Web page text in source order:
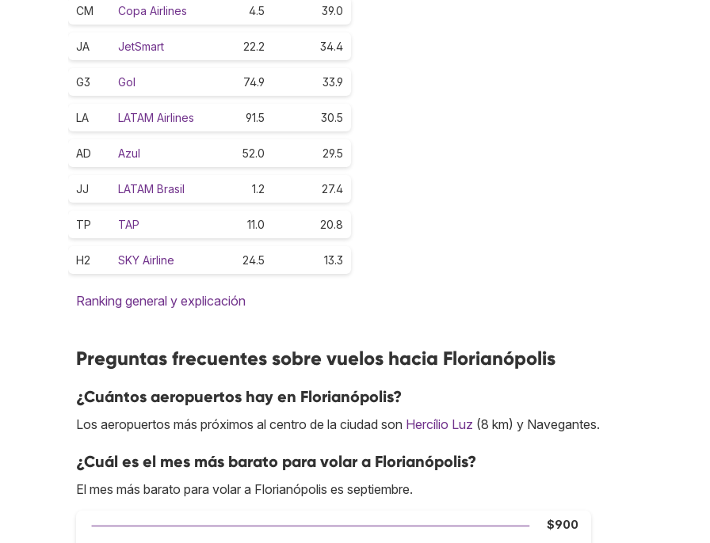
CM Copa Airlines 4.5 39.0
JA JetSmart 22.2 34.4
G3 Gol 74.9 33.9
LA LATAM Airlines 91.5 30.5
AD Azul 52.0 29.5
JJ LATAM Brasil 1.2 27.4
TP TAP 11.0 20.8
H2 SKY Airline 24.5 13.3
Ranking general y explicación
Preguntas frecuentes sobre vuelos hacia Florianópolis
¿Cuántos aeropuertos hay en Florianópolis?
Los aeropuertos más próximos al centro de la ciudad son Hercílio Luz (8 km) y Navegantes.
¿Cuál es el mes más barato para volar a Florianópolis?
El mes más barato para volar a Florianópolis es septiembre.
$900